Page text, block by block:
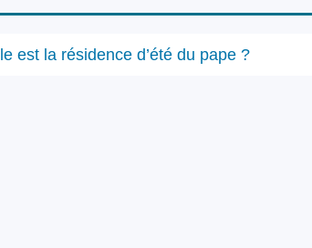
est la résidence d’été du pape ?